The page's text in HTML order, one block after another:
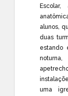
alunos,
duas
estando
uma